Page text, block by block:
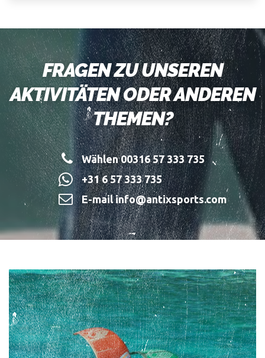
FRAGEN ZU UNSEREN
AKTIVITÄTEN ODER ANDEREN
THEMEN?
Wählen 00316 57 333 735
+31 6 57 333 735
E-mail info@antixsports.com